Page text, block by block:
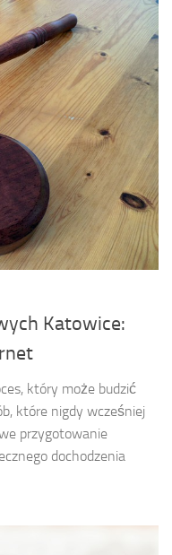
Katowice:
który może budzić
które nigdy wcześniej
przygotowanie
dochodzenia